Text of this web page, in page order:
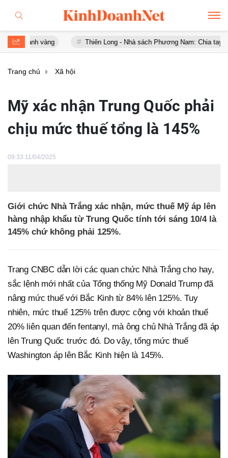
vàng Thiên Long - Nhà sách Phương Nam: Chia tay sau chưa
Trang chủ Xã hội
Mỹ xác nhận Trung Quốc phải
chịu mức thuế tổng là 145%
09:33 11/04/2025
Giới chức Nhà Trắng xác nhận, mức thuế Mỹ áp lên
hàng nhập khẩu từ Trung Quốc tính tới sáng 10/4 là
145% chứ không phải 125%.
Trang CNBC dẫn lời các quan chức Nhà Trắng cho hay,
sắc lệnh mới nhất của Tổng thống Mỹ Donald Trump đã
nâng mức thuế với Bắc Kinh từ 84% lên 125%. Tuy
nhiên, mức thuế 125% trên được cộng với khoản thuế
20% liên quan đến fentanyl, mà ông chủ Nhà Trắng đã áp
lên Trung Quốc trước đó. Do vậy, tổng mức thuế
Washington áp lên Bắc Kinh hiện là 145%.